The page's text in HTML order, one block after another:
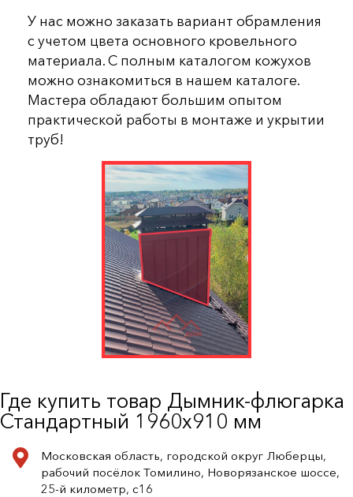
У нас можно заказать вариант обрамления
с учетом цвета основного кровельного
материала. С полным каталогом кожухов
можно ознакомиться в нашем каталоге.
Мастера обладают большим опытом
практической работы в монтаже и укрытии
труб!
Где купить товар Дымник-флюгарка
Стандартный 1960х910 мм
Московская область, городской округ Люберцы,
рабочий посёлок Томилино, Новорязанское шоссе,
25-й километр, с16